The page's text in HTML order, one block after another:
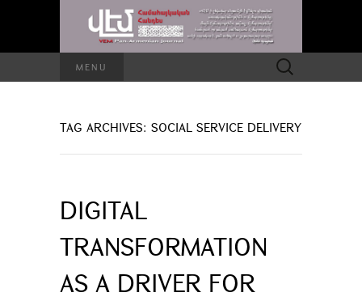
MENU
Search
for:
TAG ARCHIVES: SOCIAL SERVICE DELIVERY
DIGITAL
TRANSFORMATION
AS A DRIVER FOR